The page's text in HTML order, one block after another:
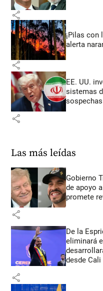
share
¡Pilas con
alerta
share
EE. UU.
sistemas
share
Las más leídas
Gobierno
de apoyo
promete
share
De la
eliminará
desde Cali
share